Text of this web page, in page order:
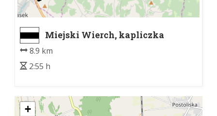
Miejski Wierch, kapliczka
myśliwych - Klikuszowa
8.9 km
2:55 h
+